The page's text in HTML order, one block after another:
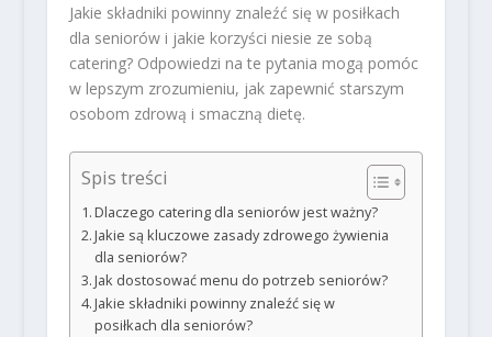
Jakie składniki powinny znaleźć się w posiłkach
dla seniorów i jakie korzyści niesie ze sobą
catering? Odpowiedzi na te pytania mogą pomóc
w lepszym zrozumieniu, jak zapewnić starszym
osobom zdrową i smaczną dietę.
Spis treści
Dlaczego catering dla seniorów jest ważny?
Jakie są kluczowe zasady zdrowego żywienia
dla seniorów?
Jak dostosować menu do potrzeb seniorów?
Jakie składniki powinny znaleźć się w
posiłkach dla seniorów?